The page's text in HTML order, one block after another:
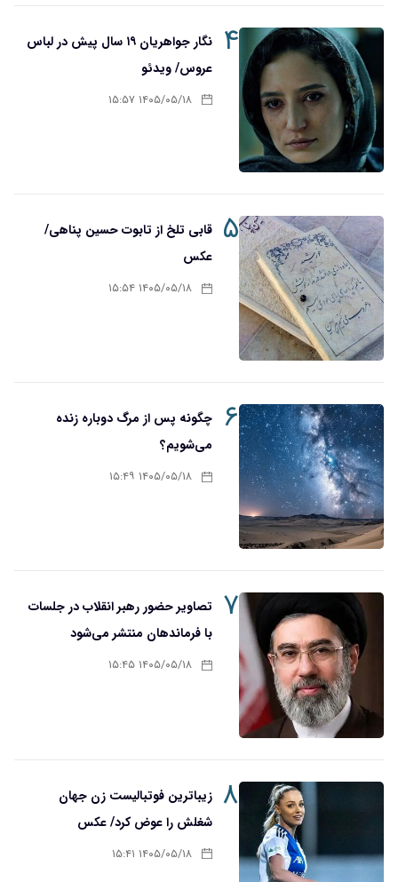
۴
نگار جواهریان ۱۹ سال پیش در لباس
عروس/ ویدئو
۱۴۰۵/۰۵/۱۸ ۱۵:۵۷
۵ قابی تلخ از تابوت حسین پناهی/
عکس
۱۴۰۵/۰۵/۱۸ ۱۵:۵۴
۶
چگونه پس از مرگ دوباره زنده
می‌شویم؟
۱۴۰۵/۰۵/۱۸ ۱۵:۴۹
۷
تصاویر حضور رهبر انقلاب در جلسات
با فرماندهان منتشر می‌شود
۱۴۰۵/۰۵/۱۸ ۱۵:۴۵
۸ زیباترین فوتبالیست زن جهان
شغلش را عوض کرد/ عکس
۱۴۰۵/۰۵/۱۸ ۱۵:۴۱